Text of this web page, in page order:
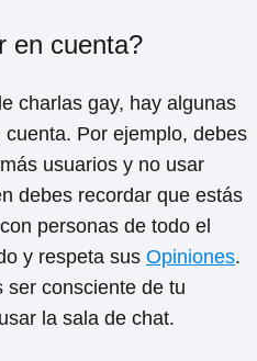
en cuenta?
charlas gay, hay algunas
Por ejemplo, debes
usuarios y no usar
debes recordar que estás
personas de todo el
y respeta sus Opiniones.
ser consciente de tu
la sala de chat.